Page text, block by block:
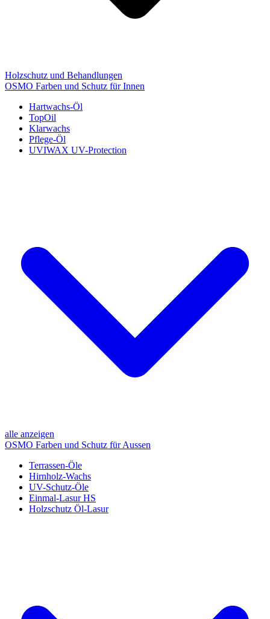
Holzschutz und Behandlungen
OSMO Farben und Schutz für Innen
Hartwachs-Öl
TopOil
Klarwachs
Pflege-Öl
UVIWAX UV-Protection
alle anzeigen
OSMO Farben und Schutz für Aussen
Terrassen-Öle
Hirnholz-Wachs
UV-Schutz-Öle
Einmal-Lasur HS
Holzschutz Öl-Lasur